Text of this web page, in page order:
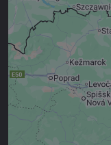
Externý
Voľbami
Prajete si
Povoliť
Povoliť a
druhom